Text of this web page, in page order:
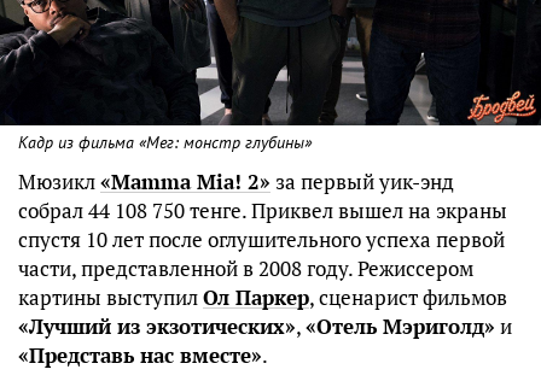
Кадр из фильма «Мег: монстр глубины»
Мюзикл«Mamma Mia! 2» за первый уик-энд
собрал 44 108 750 тенге. Приквел вышел на экраны
спустя 10 лет после оглушительного успеха первой
части, представленной в 2008 году. Режиссером
картины выступилОл Паркер, сценарист фильмов
«Лучший из экзотических»,«Отель Мэриголд» и
«Представь нас вместе».